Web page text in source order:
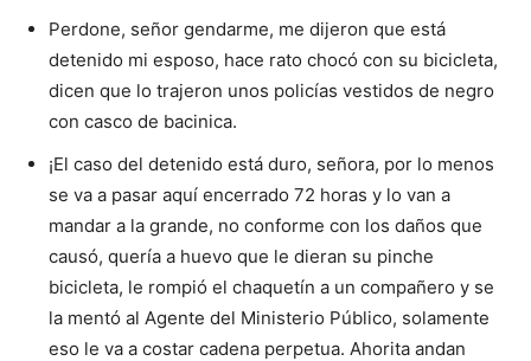
Perdone, señor gendarme, me dijeron que está
detenido mi esposo, hace rato chocó con su bicicleta,
dicen que lo trajeron unos policías vestidos de negro
con casco de bacinica.
¡El caso del detenido está duro, señora, por lo menos
se va a pasar aquí encerrado 72 horas y lo van a
mandar a la grande, no conforme con los daños que
causó, quería a huevo que le dieran su pinche
bicicleta, le rompió el chaquetín a un compañero y se
la mentó al Agente del Ministerio Público, solamente
eso le va a costar cadena perpetua. Ahorita andan